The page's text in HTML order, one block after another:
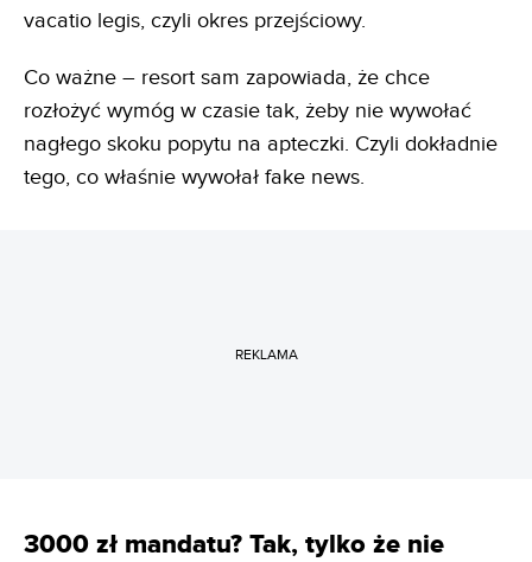
vacatio legis, czyli okres przejściowy.
Co ważne – resort sam zapowiada, że chce
rozłożyć wymóg w czasie tak, żeby nie wywołać
nagłego skoku popytu na apteczki. Czyli dokładnie
tego, co właśnie wywołał fake news.
REKLAMA
3000 zł mandatu? Tak, tylko że nie